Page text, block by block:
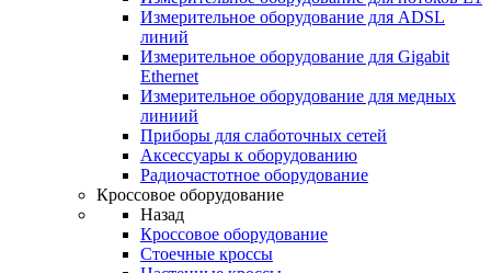
Измерительное оборудование для ADSL
линий
Измерительное оборудование для Gigabit
Ethernet
Измерительное оборудование для медных
линиий
Приборы для слаботочных сетей
Аксессуары к оборудованию
Радиочастотное оборудование
Кроссовое оборудование
Назад
Кроссовое оборудование
Стоечные кроссы